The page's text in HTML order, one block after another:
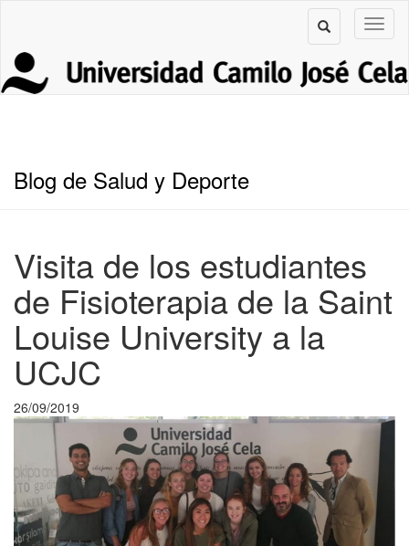
Blog de Salud y Deporte
Visita de los estudiantes
de Fisioterapia de la Saint
Louise University a la
UCJC
26/09/2019